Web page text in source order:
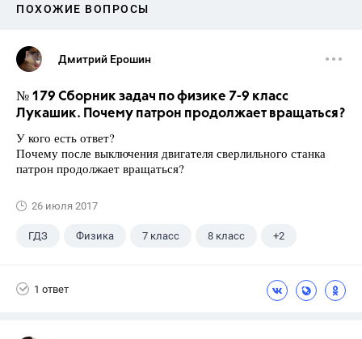
ПОХОЖИЕ ВОПРОСЫ
Дмитрий Ерошин
№ 179 Сборник задач по физике 7-9 класс
Лукашик. Почему патрон продолжает вращаться?
У кого есть ответ?
Почему после выключения двигателя сверлильного станка
патрон продолжает вращаться?
26 июля 2017
ГДЗ Физика 7 класс 8 класс +2
1 ответ